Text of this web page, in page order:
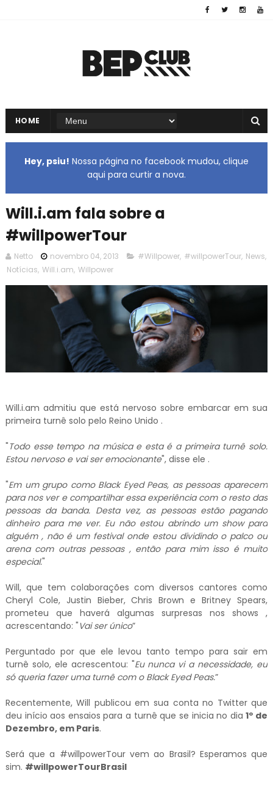
HOME
Hey, psiu! Nossa página no facebook mudou, clique
aqui para curtir a nova.
Will.i.am fala sobre a
#willpowerTour
Netto novembro 04, 2013 #Willpower, #willpowerTour, News,
Notícias, Will.i.am, Willpower
Will.i.am admitiu que está nervoso sobre embarcar em sua
primeira turnê solo pelo Reino Unido .
" Todo esse tempo na música e esta é a primeira turnê solo.
Estou nervoso e vai ser emocionante", disse ele .
"Em um grupo como Black Eyed Peas, as pessoas aparecem
para nos ver e compartilhar essa experiência com o resto das
pessoas da banda. Desta vez, as pessoas estão pagando
dinheiro para me ver. Eu não estou abrindo um show para
alguém , não é um festival onde estou dividindo o palco ou
arena com outras pessoas , então para mim isso é muito
especial."
Will, que tem colaborações com diversos cantores como
Cheryl Cole, Justin Bieber, Chris Brown e Britney Spears,
prometeu que haverá algumas surpresas nos shows ,
acrescentando: "Vai ser único”
Perguntado por que ele levou tanto tempo para sair em
turnê solo, ele acrescentou: "Eu nunca vi a necessidade, eu
só queria fazer uma turnê com o Black Eyed Peas.”
Recentemente, Will publicou em sua conta no Twitter que
deu início aos ensaios para a turnê que se inicia no dia1º de
Dezembro, em Paris.
Será que a #willpowerTour vem ao Brasil? Esperamos que
sim. #willpowerTourBrasil